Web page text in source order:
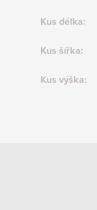
Kus délka:
Kus šířka:
Kus výška: